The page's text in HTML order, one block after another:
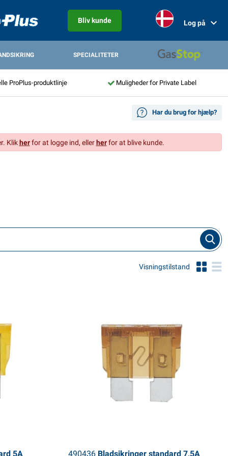
Bliv kunde Log på
SPECIALITETER
ProPlus-produktlinje Muligheder for Private Label
Har du brug for hjælp?
Klikherfor at logge ind, ellerherfor at blive kunde.
Visningstilstand
5A 490436Bladsikringer standard 7,5A